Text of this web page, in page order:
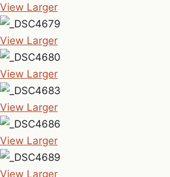
View Larger
View Larger
View Larger
View Larger
View Larger
View Larger